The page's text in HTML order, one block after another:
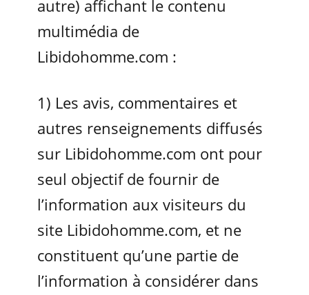
autre) affichant le contenu
multimédia de
Libidohomme.com :
1) Les avis, commentaires et
autres renseignements diffusés
sur Libidohomme.com ont pour
seul objectif de fournir de
l’information aux visiteurs du
site Libidohomme.com, et ne
constituent qu’une partie de
l’information à considérer dans